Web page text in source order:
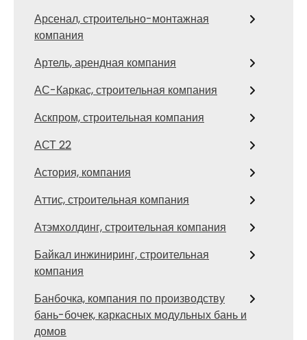
Арсенал, строительно-монтажная
компания
Артель, арендная компания
АС-Каркас, строительная компания
Аскпром, строительная компания
АСТ 22
Астория, компания
Аттис, строительная компания
Атэмхолдинг, строительная компания
Байкал инжиниринг, строительная
компания
Банбочка, компания по производству
бань-бочек, каркасных модульных бань и
домов